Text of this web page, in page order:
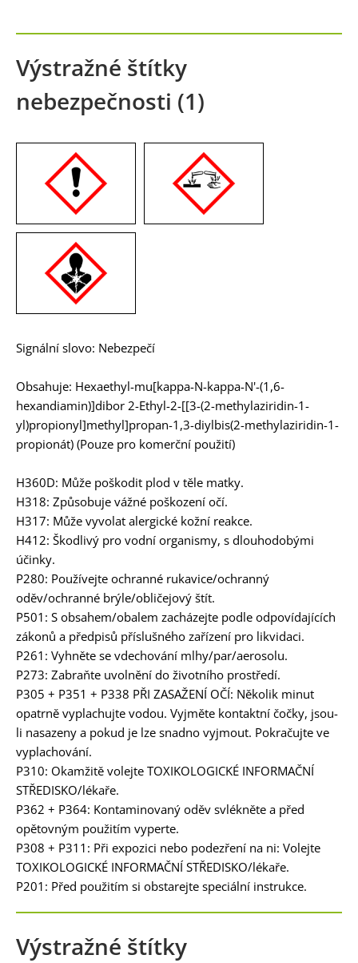
Výstražné štítky
nebezpečnosti (1)
Signální slovo: Nebezpečí
Obsahuje: Hexaethyl-mu[kappa-N-kappa-N'-(1,6-
hexandiamin)]dibor 2-Ethyl-2-[[3-(2-methylaziridin-1-
yl)propionyl]methyl]propan-1,3-diylbis(2-methylaziridin-1-
propionát) (Pouze pro komerční použití)
H360D: Může poškodit plod v těle matky.
H318: Způsobuje vážné poškození očí.
H317: Může vyvolat alergické kožní reakce.
H412: Škodlivý pro vodní organismy, s dlouhodobými
účinky.
P280: Používejte ochranné rukavice/ochranný
oděv/ochranné brýle/obličejový štít.
P501: S obsahem/obalem zacházejte podle odpovídajících
zákonů a předpisů příslušného zařízení pro likvidaci.
P261: Vyhněte se vdechování mlhy/par/aerosolu.
P273: Zabraňte uvolnění do životního prostředí.
P305 + P351 + P338 PŘI ZASAŽENÍ OČÍ: Několik minut
opatrně vyplachujte vodou. Vyjměte kontaktní čočky, jsou-
li nasazeny a pokud je lze snadno vyjmout. Pokračujte ve
vyplachování.
P310: Okamžitě volejte TOXIKOLOGICKÉ INFORMAČNÍ
STŘEDISKO/lékaře.
P362 + P364: Kontaminovaný oděv svlékněte a před
opětovným použitím vyperte.
P308 + P311: Při expozici nebo podezření na ni: Volejte
TOXIKOLOGICKÉ INFORMAČNÍ STŘEDISKO/lékaře.
P201: Před použitím si obstarejte speciální instrukce.
Výstražné štítky